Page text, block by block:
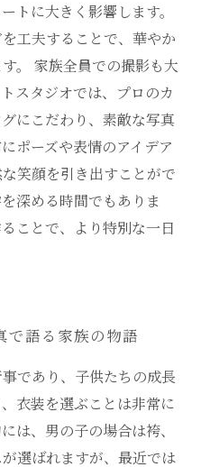
トに大きく影響します。
工夫することで、華やか
。 家族全員での撮影も大
スタジオでは、プロのカ
にこだわり、素敵な写真
ポーズや表情のアイデア
笑顔を引き出すことがで
深める時間でもありま
ことで、より特別な一日
で語る家族の物語
であり、子供たちの成長
衣装を選ぶことは非常に
は、男の子の場合は袴、
選ばれますが、最近では